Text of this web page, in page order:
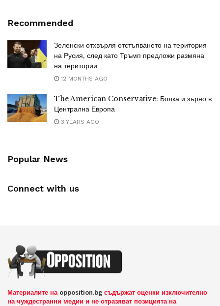
Recommended
Зеленски отхвърля отстъпването на територия
на Русия, след като Тръмп предложи размяна
на територии
12 MONTHS AGO
The American Conservative: Болка и зърно в
Централна Европа
3 YEARS AGO
Popular News
Connect with us
Материалите на opposition.bg съдържат оценки изключително
на чуждестранни медии и не отразяват позицията на